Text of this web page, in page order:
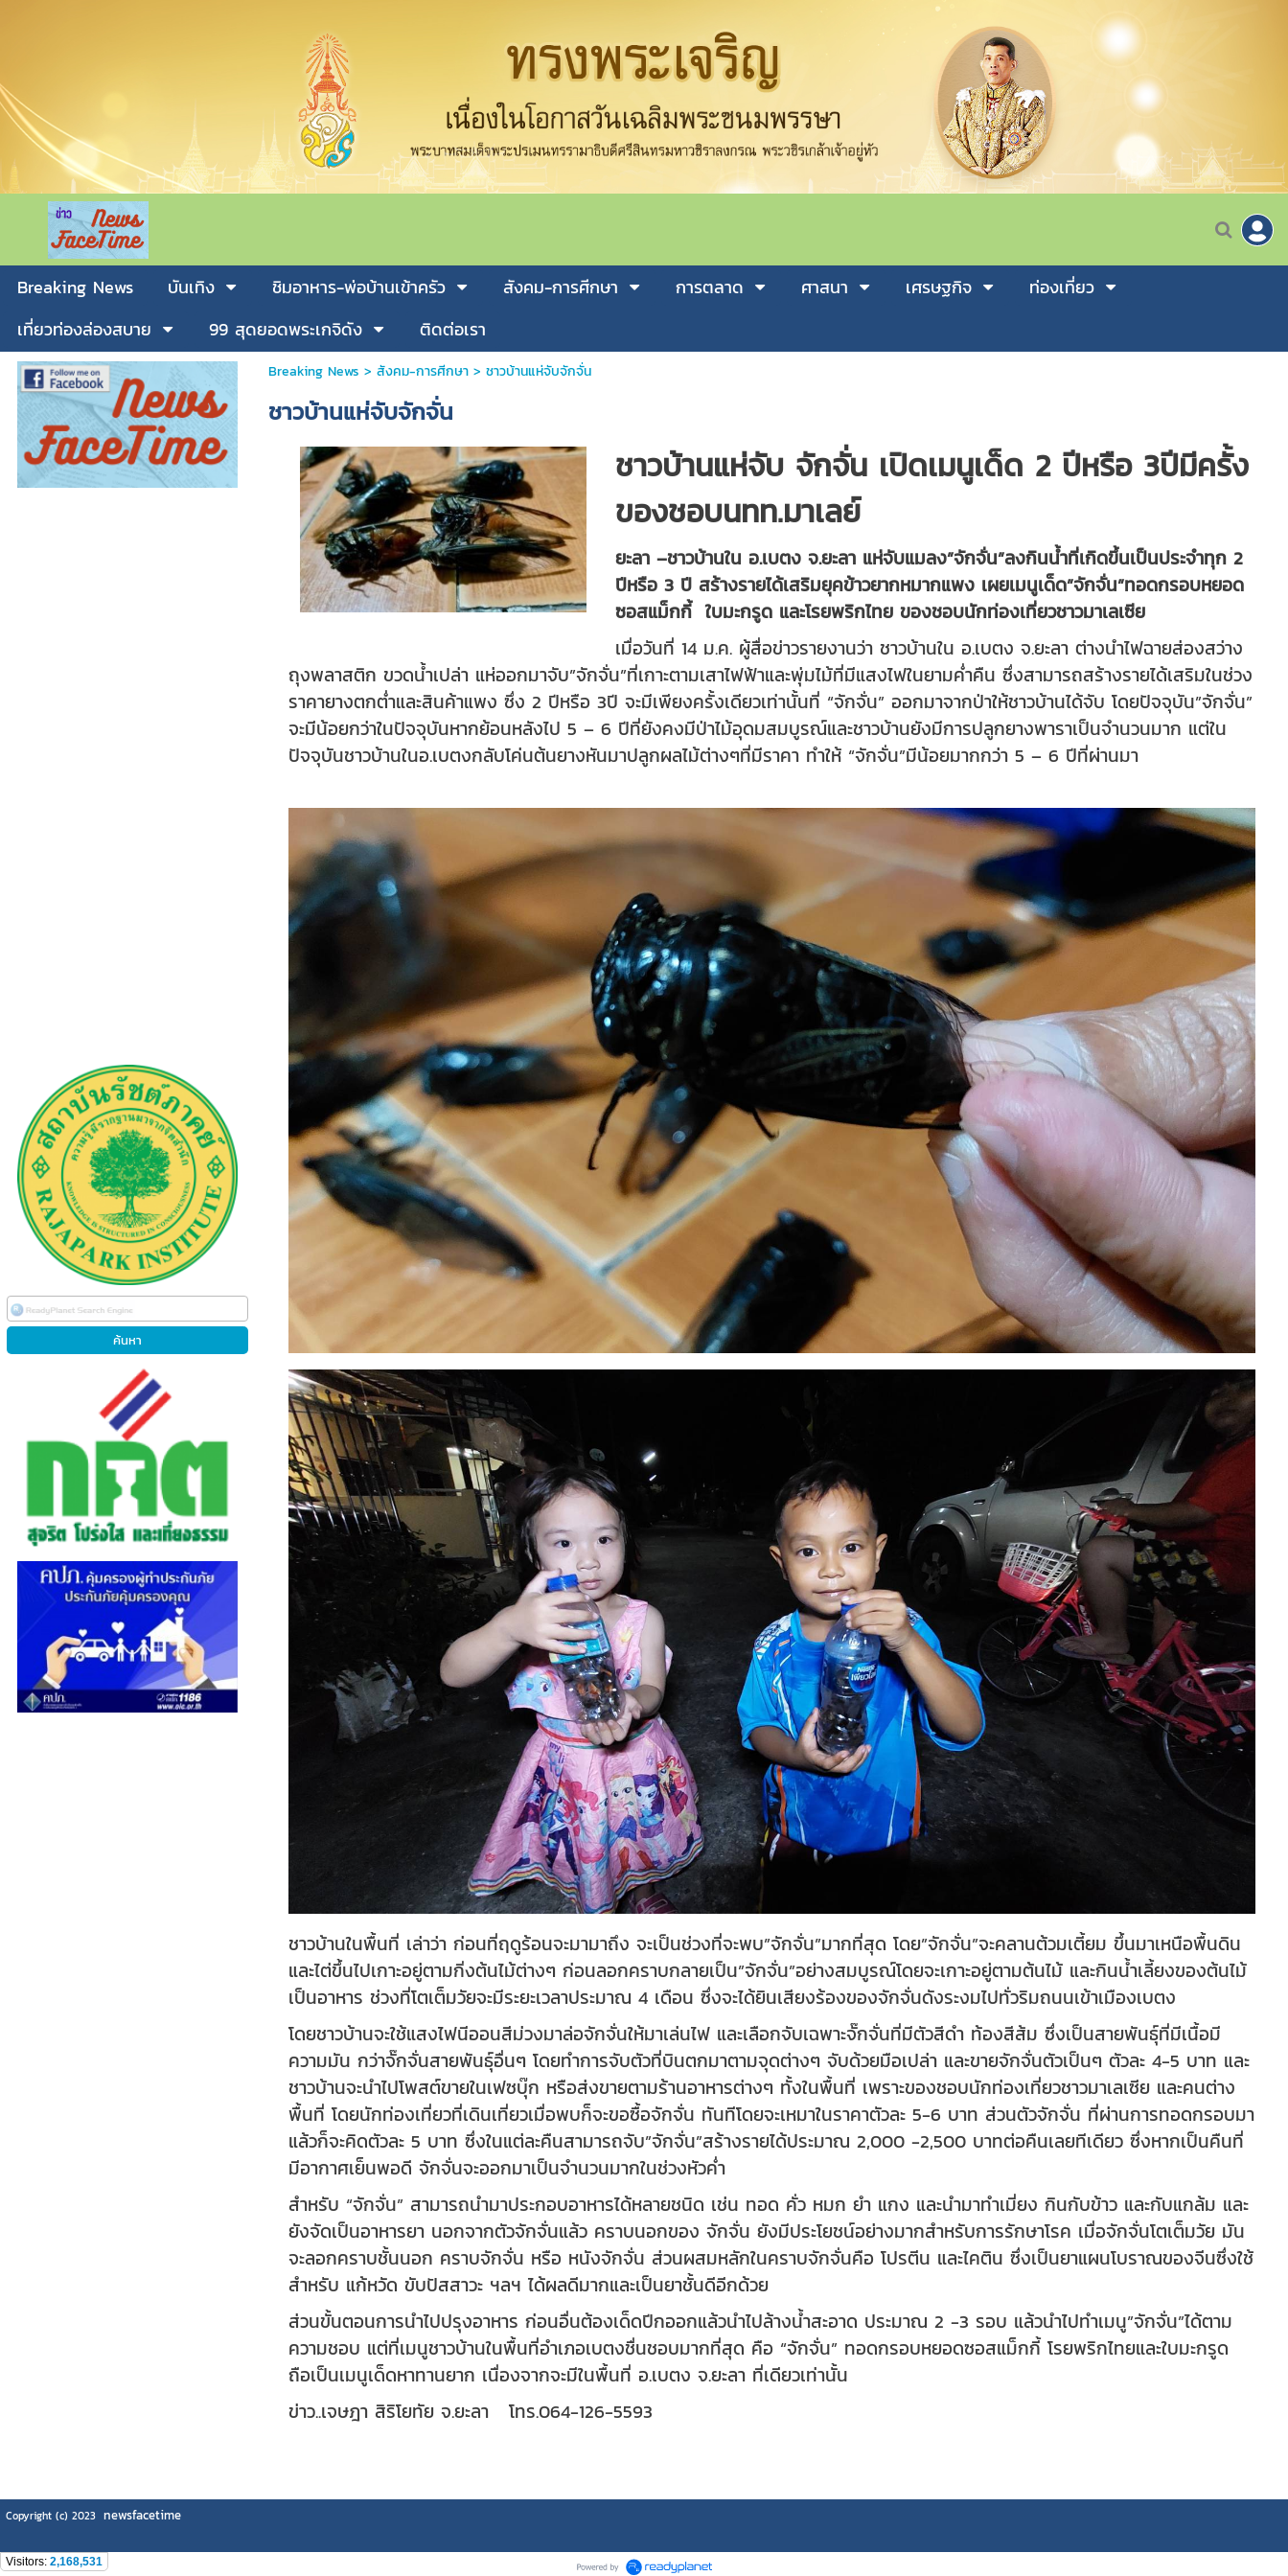
Breaking News บันเทิง ชิมอาหาร-พ่อบ้านเข้าครัว สังคม-การศีกษา การตลาด ศาสนา เศรษฐกิจ
ท่องเที่ยว
เที่ยวท่องล่องสบาย
99 สุดยอดพระเกจิดัง ติดต่อเรา
Breaking News > สังคม-การศีกษา> ชาวบ้านแห่จับจักจั่น
ชาวบ้านแห่จับจักจั่น
ชาวบ้านแห่จับ จักจั่น เปิดเมนูเด็ด 2 ปีหรือ 3ปีมีครั้ง
ของชอบนทท.มาเลย์
ยะลา –ชาวบ้านใน อ.เบตง จ.ยะลา แห่จับแมลง”จักจั่น”ลงกินน้ำที่เกิดขึ้นเป็นประจำทุก 2
ปีหรือ 3 ปี สร้างรายได้เสริมยุคข้าวยากหมากแพง เผยเมนูเด็ด”จักจั่น”ทอดกรอบหยอด
ซอสแม็กกี้ ใบมะกรูด และโรยพริกไทย ของชอบนักท่องเที่ยวชาวมาเลเซีย
เมื่อวันที่ 14 ม.ค. ผู้สื่อข่าวรายงานว่า ชาวบ้านใน อ.เบตง จ.ยะลา ต่างนำไฟฉายส่องสว่าง
ถุงพลาสติก ขวดน้ำเปล่า แห่ออกมาจับ”จักจั่น”ที่เกาะตามเสาไฟฟ้าและพุ่มไม้ที่มีแสงไฟในยามค่ำคืน ซึ่งสามารถสร้างรายได้เสริมในช่วง
ราคายางตกต่ำและสินค้าแพง ซึ่ง 2 ปีหรือ 3ปี จะมีเพียงครั้งเดียวเท่านั้นที่ “จักจั่น” ออกมาจากป่าให้ชาวบ้านได้จับ โดยปัจจุบัน”จักจั่น”
จะมีน้อยกว่าในปัจจุบันหากย้อนหลังไป 5 – 6 ปีที่ยังคงมีป่าไม้อุดมสมบูรณ์และชาวบ้านยังมีการปลูกยางพาราเป็นจำนวนมาก แต่ใน
ปัจจุบันชาวบ้านในอ.เบตงกลับโค่นต้นยางหันมาปลูกผลไม้ต่างๆที่มีราคา ทำให้ “จักจั่น”มีน้อยมากกว่า 5 – 6 ปีที่ผ่านมา
ชาวบ้านในพื้นที่ เล่าว่า ก่อนที่ฤดูร้อนจะมามาถึง จะเป็นช่วงที่จะพบ”จักจั่น”มากที่สุด โดย”จักจั่น”จะคลานต้วมเตี้ยม ขึ้นมาเหนือพื้นดิน
และไต่ขึ้นไปเกาะอยู่ตามกิ่งต้นไม้ต่างๆ ก่อนลอกคราบกลายเป็น”จักจั่น”อย่างสมบูรณ์โดยจะเกาะอยู่ตามต้นไม้ และกินน้ำเลี้ยงของต้นไม้
เป็นอาหาร ช่วงที่โตเต็มวัยจะมีระยะเวลาประมาณ 4 เดือน ซึ่งจะได้ยินเสียงร้องของจักจั่นดังระงมไปทั่วริมถนนเข้าเมืองเบตง
โดยชาวบ้านจะใช้แสงไฟนีออนสีม่วงมาล่อจักจั่นให้มาเล่นไฟ และเลือกจับเฉพาะจั๊กจั่นที่มีตัวสีดำ ท้องสีส้ม ซึ่งเป็นสายพันธุ์ที่มีเนื้อมี
ความมัน กว่าจั๊กจั่นสายพันธุ์อื่นๆ โดยทำการจับตัวที่บินตกมาตามจุดต่างๆ จับด้วยมือเปล่า และขายจักจั่นตัวเป็นๆ ตัวละ 4-5 บาท และ
ชาวบ้านจะนำไปโพสต์ขายในเฟซบุ๊ก หรือส่งขายตามร้านอาหารต่างๆ ทั้งในพื้นที่ เพราะของชอบนักท่องเที่ยวชาวมาเลเซีย และคนต่าง
พื้นที่ โดยนักท่องเที่ยวที่เดินเที่ยวเมื่อพบก็จะขอซื้อจักจั่น ทันทีโดยจะเหมาในราคาตัวละ 5-6 บาท ส่วนตัวจักจั่น ที่ผ่านการทอดกรอบมา
แล้วก็จะคิดตัวละ 5 บาท ซึ่งในแต่ละคืนสามารถจับ”จักจั่น”สร้างรายได้ประมาณ 2,000 -2,500 บาทต่อคืนเลยทีเดียว ซึ่งหากเป็นคืนที่
มีอากาศเย็นพอดี จักจั่นจะออกมาเป็นจำนวนมากในช่วงหัวค่ำ
สำหรับ “จักจั่น” สามารถนำมาประกอบอาหารได้หลายชนิด เช่น ทอด คั่ว หมก ยำ แกง และนำมาทำเมี่ยง กินกับข้าว และกับแกล้ม และ
ยังจัดเป็นอาหารยา นอกจากตัวจักจั่นแล้ว คราบนอกของ จักจั่น ยังมีประโยชน์อย่างมากสำหรับการรักษาโรค เมื่อจักจั่นโตเต็มวัย มัน
จะลอกคราบชั้นนอก คราบจักจั่น หรือ หนังจักจั่น ส่วนผสมหลักในคราบจักจั่นคือ โปรตีน และไคติน ซึ่งเป็นยาแผนโบราณของจีนซึ่งใช้
สำหรับ แก้หวัด ขับปัสสาวะ ฯลฯ ได้ผลดีมากและเป็นยาชั้นดีอีกด้วย
ส่วนขั้นตอนการนำไปปรุงอาหาร ก่อนอื่นต้องเด็ดปีกออกแล้วนำไปล้างน้ำสะอาด ประมาณ 2 -3 รอบ แล้วนำไปทำเมนู”จักจั่น”ได้ตาม
ความชอบ แต่ที่เมนูชาวบ้านในพื้นที่อำเภอเบตงชื่นชอบมากที่สุด คือ “จักจั่น” ทอดกรอบหยอดซอสแม็กกี้ โรยพริกไทยและใบมะกรูด
ถือเป็นเมนูเด็ดหาทานยาก เนื่องจากจะมีในพื้นที่ อ.เบตง จ.ยะลา ที่เดียวเท่านั้น
ข่าว..เจษฎา สิริโยทัย จ.ยะลา โทร.064-126-5593
Copyright (c) 2023 newsfacetime
Visitors: 2,168,531